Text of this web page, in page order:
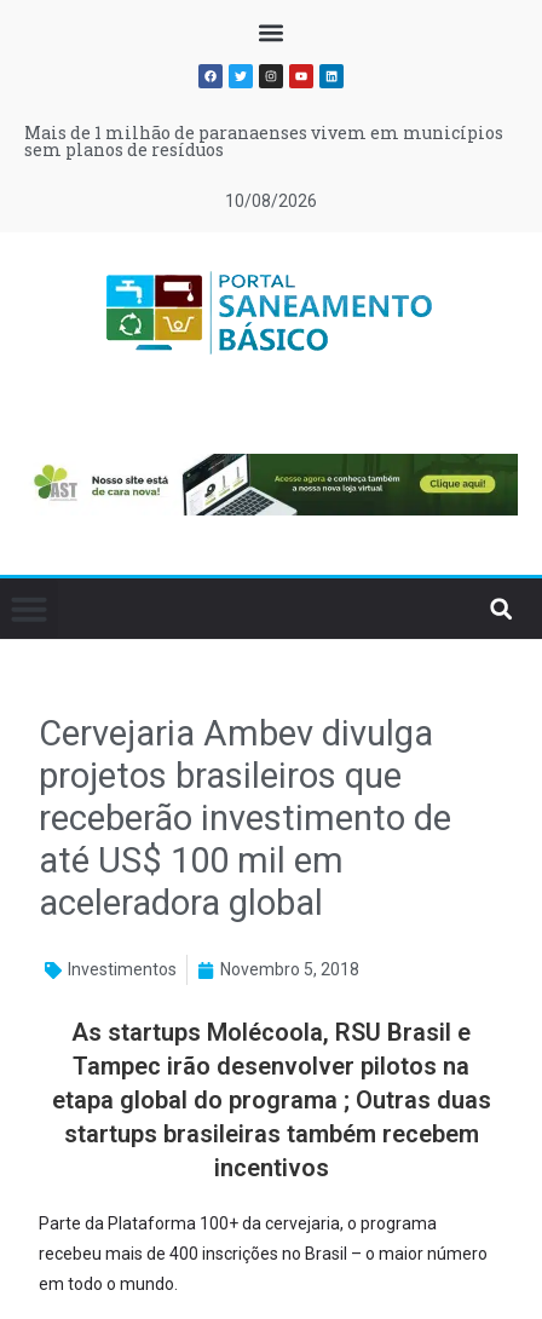
10/08/2026
Mais de 1 milhão de paranaenses vivem em municípios
sem planos de resíduos
Cervejaria Ambev divulga
projetos brasileiros que
receberão investimento de
até US$ 100 mil em
aceleradora global
Investimentos Novembro 5, 2018
As startups Molécoola, RSU Brasil e
Tampec irão desenvolver pilotos na
etapa global do programa ; Outras duas
startups brasileiras também recebem
incentivos
Parte da Plataforma 100+ da cervejaria, o programa
recebeu mais de 400 inscrições no Brasil – o maior número
em todo o mundo.